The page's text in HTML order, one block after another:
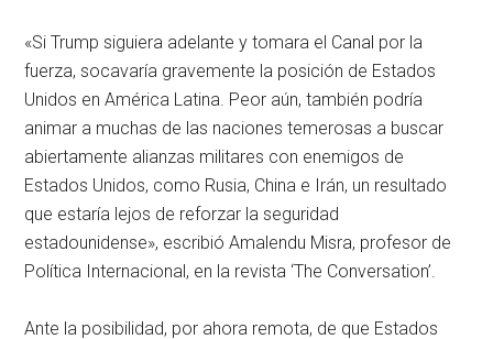
«Si Trump siguiera adelante y tomara el Canal por la
fuerza, socavaría gravemente la posición de Estados
Unidos en América Latina. Peor aún, también podría
animar a muchas de las naciones temerosas a buscar
abiertamente alianzas militares con enemigos de
Estados Unidos, como Rusia, China e Irán, un resultado
que estaría lejos de reforzar la seguridad
estadounidense», escribió Amalendu Misra, profesor de
Política Internacional, en la revista ‘The Conversation’.
Ante la posibilidad, por ahora remota, de que Estados